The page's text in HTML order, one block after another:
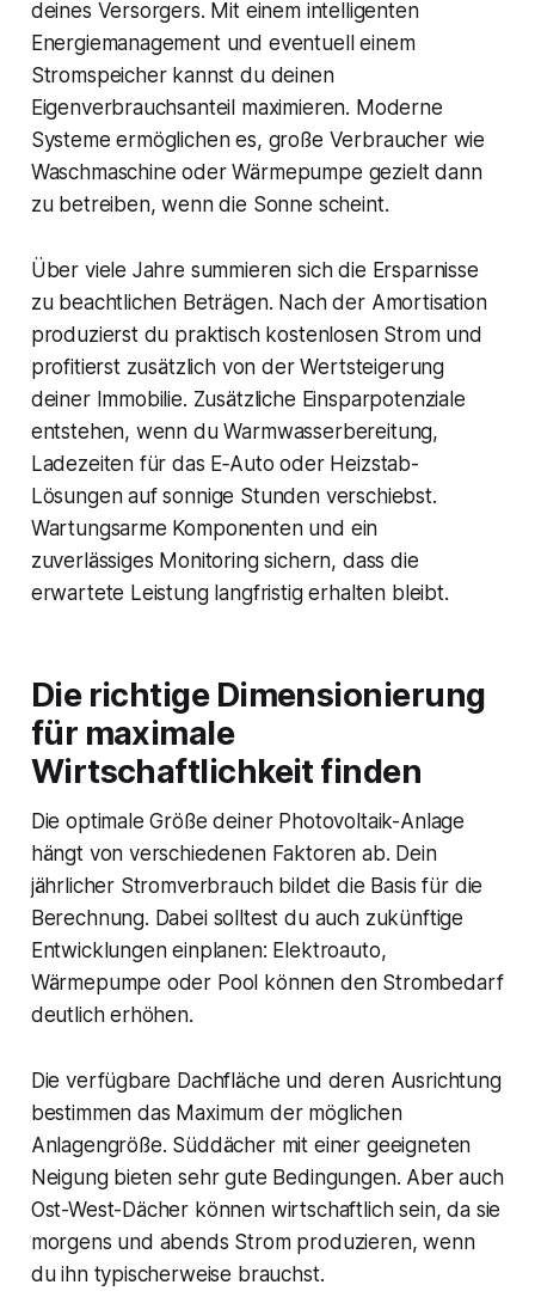
deines Versorgers. Mit einem intelligenten
Energiemanagement und eventuell einem
Stromspeicher kannst du deinen
Eigenverbrauchsanteil maximieren. Moderne
Systeme ermöglichen es, große Verbraucher wie
Waschmaschine oder Wärmepumpe gezielt dann
zu betreiben, wenn die Sonne scheint.
Über viele Jahre summieren sich die Ersparnisse
zu beachtlichen Beträgen. Nach der Amortisation
produzierst du praktisch kostenlosen Strom und
profitierst zusätzlich von der Wertsteigerung
deiner Immobilie. Zusätzliche Einsparpotenziale
entstehen, wenn du Warmwasserbereitung,
Ladezeiten für das E‑Auto oder Heizstab-
Lösungen auf sonnige Stunden verschiebst.
Wartungsarme Komponenten und ein
zuverlässiges Monitoring sichern, dass die
erwartete Leistung langfristig erhalten bleibt.
Die richtige Dimensionierung
für maximale
Wirtschaftlichkeit finden
Die optimale Größe deiner Photovoltaik-Anlage
hängt von verschiedenen Faktoren ab. Dein
jährlicher Stromverbrauch bildet die Basis für die
Berechnung. Dabei solltest du auch zukünftige
Entwicklungen einplanen: Elektroauto,
Wärmepumpe oder Pool können den Strombedarf
deutlich erhöhen.
Die verfügbare Dachfläche und deren Ausrichtung
bestimmen das Maximum der möglichen
Anlagengröße. Süddächer mit einer geeigneten
Neigung bieten sehr gute Bedingungen. Aber auch
Ost-West-Dächer können wirtschaftlich sein, da sie
morgens und abends Strom produzieren, wenn
du ihn typischerweise brauchst.